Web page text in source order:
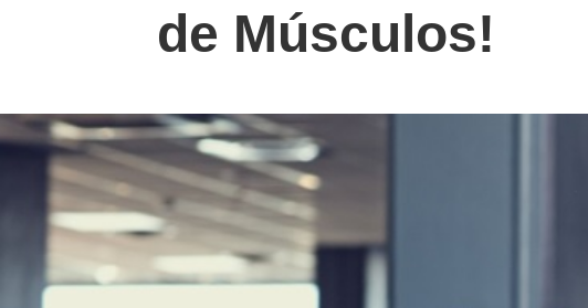
de Músculos!